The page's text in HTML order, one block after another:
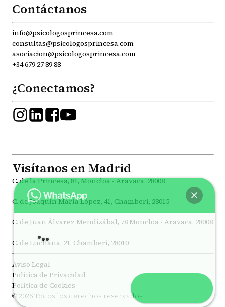
Contáctanos
info@psicologosprincesa.com
consultas@psicologosprincesa.com
asociacion@psicologosprincesa.com
+34 679 27 89 88
¿Conectamos?
Visítanos en Madrid
C. de la Princesa, 81, Moncloa - Aravaca, 28008
C. de Joaquín María López, 41, Chamberí, 28015
C. de Juan Álvarez Mendizábal, 78 Moncloa - Aravaca, 28008
C. de Luchana, 21, Chamberí, 28010
© 2026 Todos los derechos reservados
Aviso Legal
Política de Privacidad
Política de Cookies